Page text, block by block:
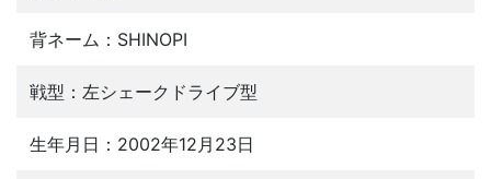
背ネーム：SHINOPI
戦型：左シェークドライブ型
生年月日：2002年12月23日